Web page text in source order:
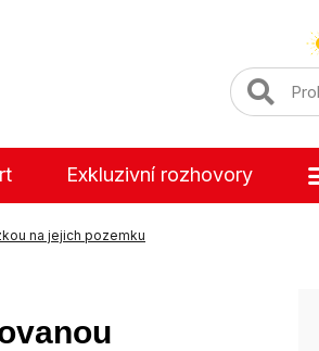
Exkluzivní rozhovory
na jejich pozemku